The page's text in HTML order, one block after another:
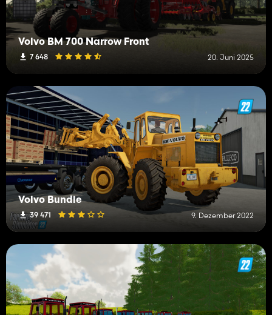
Volvo BM 700 Narrow Front
7 648 20. Juni 2025
Volvo Bundle
39 471 9. Dezember 2022